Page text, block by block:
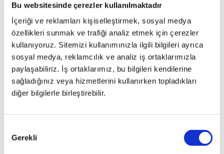
Bu websitesinde çerezler kullanılmaktadır
İçeriği ve reklamları kişiselleştirmek, sosyal medya
özellikleri sunmak ve trafiği analiz etmek için çerezler
kullanıyoruz. Sitemizi kullanımınızla ilgili bilgileri ayrıca
sosyal medya, reklamcılık ve analiz iş ortaklarımızla
paylaşabiliriz. İş ortaklarımız, bu bilgileri kendilerine
sağladığınız veya hizmetlerini kullanırken topladıkları
diğer bilgilerle birleştirebilir.
Seçimi
Gerekli
hem
de
evcil
hayvanınız
için
çok
da
sağlıklı
bir
molalarda